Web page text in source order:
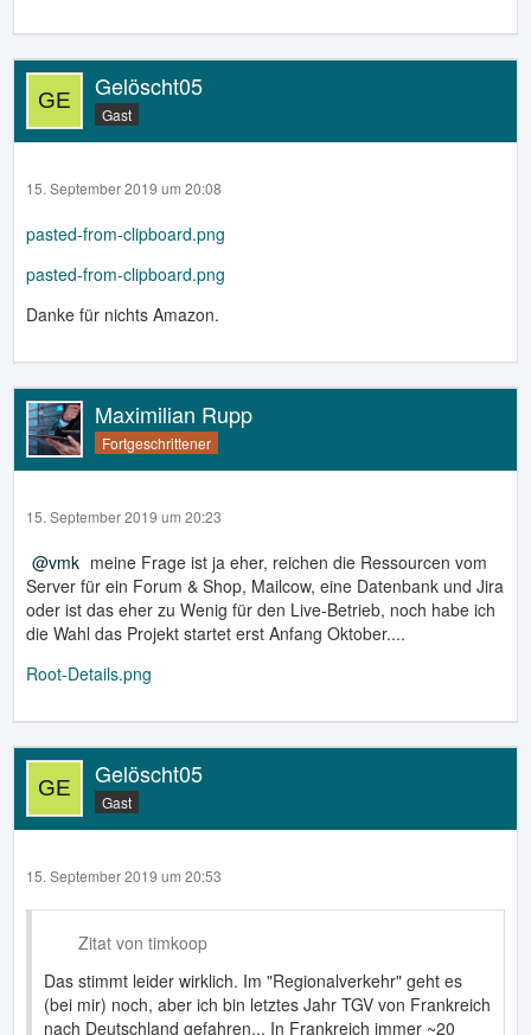
Gelöscht05
Gast
15. September 2019 um 20:08
pasted-from-clipboard.png
pasted-from-clipboard.png
Danke für nichts Amazon.
Maximilian Rupp
Fortgeschrittener
15. September 2019 um 20:23
vmk meine Frage ist ja eher, reichen die Ressourcen vom
Server für ein Forum & Shop, Mailcow, eine Datenbank und Jira
oder ist das eher zu Wenig für den Live-Betrieb, noch habe ich
die Wahl das Projekt startet erst Anfang Oktober....
Root-Details.png
Gelöscht05
Gast
15. September 2019 um 20:53
Zitat von timkoop
Das stimmt leider wirklich. Im "Regionalverkehr" geht es
(bei mir) noch, aber ich bin letztes Jahr TGV von Frankreich
nach Deutschland gefahren... In Frankreich immer ~20